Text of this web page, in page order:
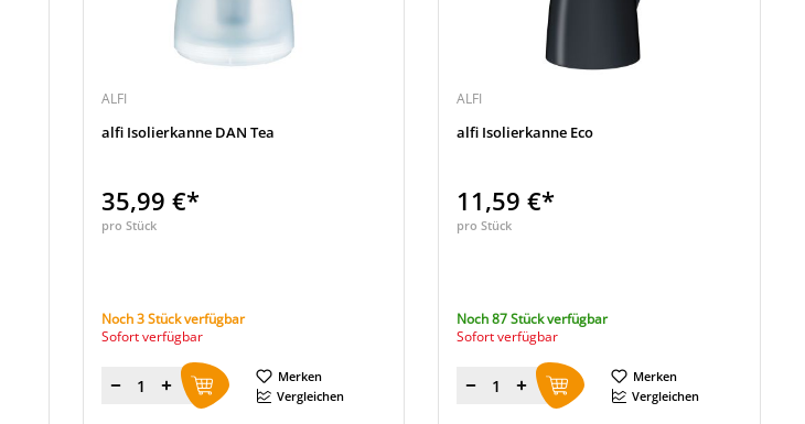
ALFI
alfi Isolierkanne DAN Tea
35,99 €*
pro Stück
Noch 3 Stück verfügbar
Sofort verfügbar
Menge
Merken
Vergleichen
ALFI
alfi Isolierkanne Eco
11,59 €*
pro Stück
Noch 87 Stück verfügbar
Sofort verfügbar
Menge
Merken
Vergleichen